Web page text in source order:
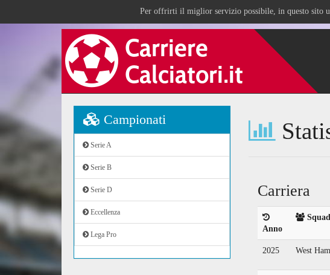
Per offrirti il miglior servizio possibile, in questo sito
Campionati
Serie A
Serie B
Serie D
Eccellenza
Lega Pro
Carriera
Anno
2025 West